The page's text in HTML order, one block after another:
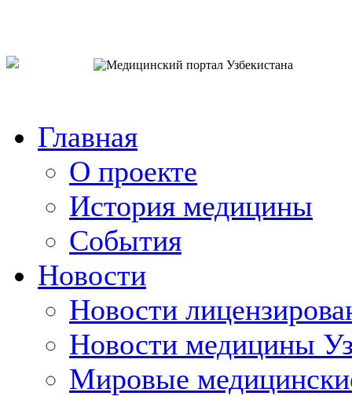
Главная
О проекте
История медицины
События
Новости
Новости
Новости медицины
Мировые